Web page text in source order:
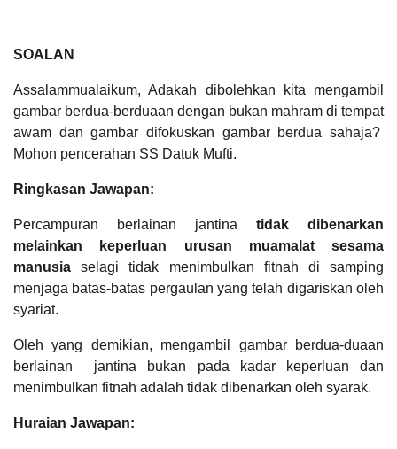
SOALAN
Assalammualaikum, Adakah dibolehkan kita mengambil
gambar berdua-berduaan dengan bukan mahram di tempat
awam dan gambar difokuskan gambar berdua sahaja?
Mohon pencerahan SS Datuk Mufti.
Ringkasan Jawapan:
Percampuran berlainan jantina tidak dibenarkan
melainkan
keperluan urusan
muamalat sesama
manusia selagi tidak menimbulkan fitnah di samping
menjaga batas-batas pergaulan yang telah digariskan oleh
syariat.
Oleh yang demikian, mengambil gambar berdua-duaan
berlainan jantina bukan pada kadar keperluan dan
menimbulkan fitnah adalah tidak dibenarkan oleh syarak.
Huraian Jawapan: